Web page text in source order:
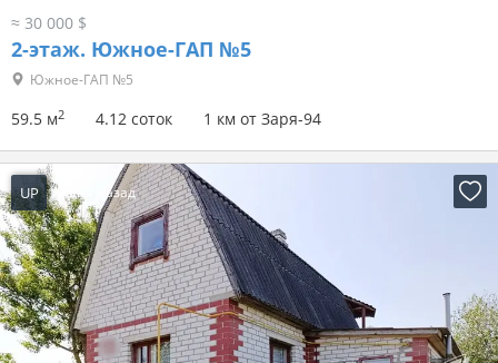
≈ 30 000 $
2-этаж. Южное-ГАП №5
Южное-ГАП №5
59.5 м2 4.12 соток 1 км от Заря-94
UP 2 дня назад